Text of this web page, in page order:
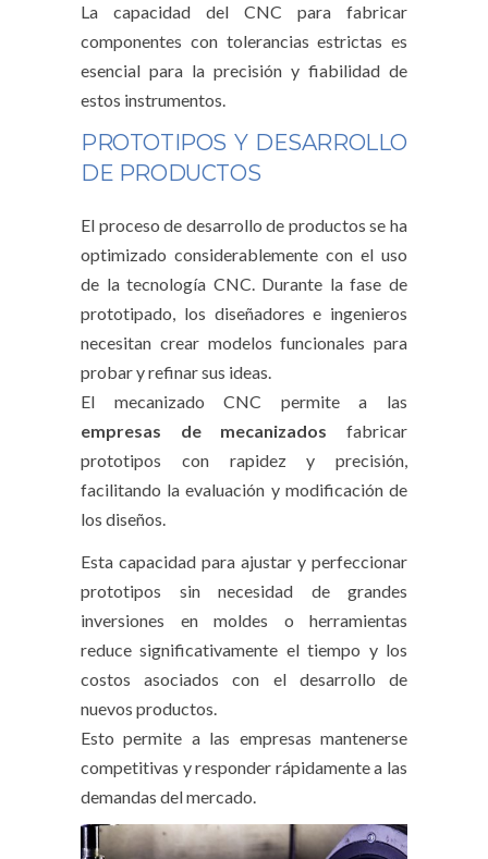
La capacidad del CNC para fabricar
componentes con tolerancias estrictas es
esencial para la precisión y fiabilidad de
estos instrumentos.
PROTOTIPOS Y DESARROLLO
DE PRODUCTOS
El proceso de desarrollo de productos se ha
optimizado considerablemente con el uso
de la tecnología CNC. Durante la fase de
prototipado, los diseñadores e ingenieros
necesitan crear modelos funcionales para
probar y refinar sus ideas.
El mecanizado CNC permite a las
empresas de mecanizados fabricar
prototipos con rapidez y precisión,
facilitando la evaluación y modificación de
los diseños.
Esta capacidad para ajustar y perfeccionar
prototipos sin necesidad de grandes
inversiones en moldes o herramientas
reduce significativamente el tiempo y los
costos asociados con el desarrollo de
nuevos productos.
Esto permite a las empresas mantenerse
competitivas y responder rápidamente a las
demandas del mercado.